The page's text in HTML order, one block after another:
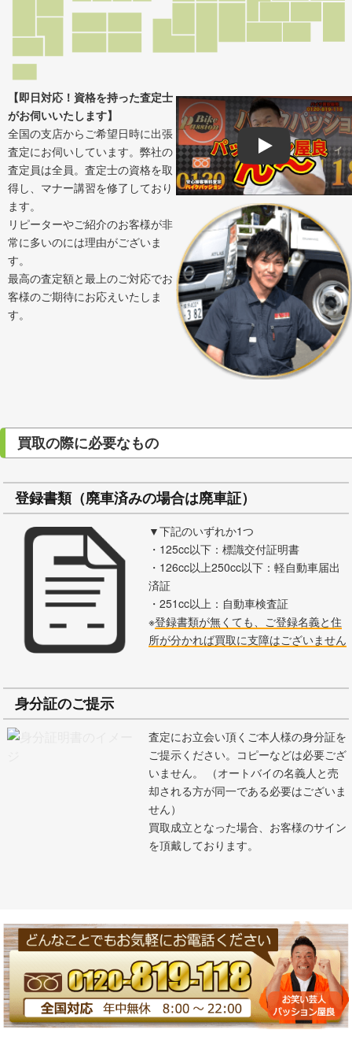
Play
【即日対応！資格を持った査定士
がお伺いいたします】
全国の支店からご希望日時に出張
査定にお伺いしています。弊社の
査定員は全員。査定士の資格を取
得し、マナー講習を修了しており
ます。
リピーターやご紹介のお客様が非
常に多いのには理由がございま
す。
最高の査定額と最上のご対応でお
客様のご期待にお応えいたしま
す。
買取の際に必要なもの
登録書類（廃車済みの場合は廃車証）
▼下記のいずれか1つ
・125cc以下：標識交付証明書
・126cc以上250cc以下：軽自動車届出
済証
・251cc以上：自動車検査証
※登録書類が無くても、ご登録名義と住
所が分かれば買取に支障はございません
身分証のご提示
査定にお立会い頂くご本人様の身分証を
ご提示ください。コピーなどは必要ござ
いません。 （オートバイの名義人と売
却される方が同一である必要はございま
せん）
買取成立となった場合、お客様のサイン
を頂戴しております。